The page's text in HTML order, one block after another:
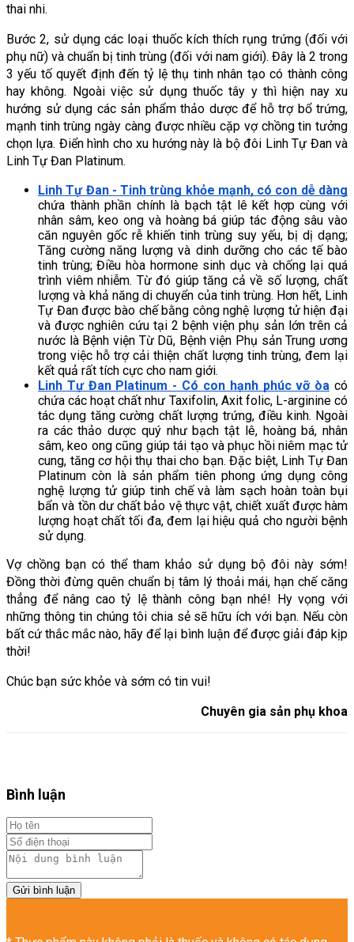
thai nhi.
Bước 2, sử dụng các loại thuốc kích thích rụng trứng (đối với
phụ nữ) và chuẩn bị tinh trùng (đối với nam giới). Đây là 2 trong
3 yếu tố quyết định đến tỷ lệ thụ tinh nhân tạo có thành công
hay không. Ngoài việc sử dụng thuốc tây y thì hiện nay xu
hướng sử dụng các sản phẩm thảo dược để hỗ trợ bổ trứng,
mạnh tinh trùng ngày càng được nhiều cặp vợ chồng tin tưởng
chọn lựa. Điển hình cho xu hướng này là bộ đôi Linh Tự Đan và
Linh Tự Đan Platinum.
Linh Tự Đan - Tinh trùng khỏe mạnh, có con dễ dàng
chứa thành phần chính là bạch tật lê kết hợp cùng với
nhân sâm, keo ong và hoàng bá giúp tác động sâu vào
căn nguyên gốc rễ khiến tinh trùng suy yếu, bị dị dạng;
Tăng cường năng lượng và dinh dưỡng cho các tế bào
tinh trùng; Điều hòa hormone sinh dục và chống lại quá
trình viêm nhiễm. Từ đó giúp tăng cả về số lượng, chất
lượng và khả năng di chuyển của tinh trùng. Hơn hết, Linh
Tự Đan được bào chế bằng công nghệ lượng tử hiện đại
và được nghiên cứu tại 2 bệnh viện phụ sản lớn trên cả
nước là Bệnh viện Từ Dũ, Bệnh viện Phụ sản Trung ương
trong việc hỗ trợ cải thiện chất lượng tinh trùng, đem lại
kết quả rất tích cực cho nam giới.
Linh Tự Đan Platinum - Có con hạnh phúc vỡ òa có
chứa các hoạt chất như Taxifolin, Axit folic, L-arginine có
tác dụng tăng cường chất lượng trứng, điều kinh. Ngoài
ra các thảo dược quý như bạch tật lê, hoàng bá, nhân
sâm, keo ong cũng giúp tái tạo và phục hồi niêm mạc tử
cung, tăng cơ hội thụ thai cho bạn. Đặc biệt, Linh Tự Đan
Platinum còn là sản phẩm tiên phong ứng dụng công
nghệ lượng tử giúp tinh chế và làm sạch hoàn toàn bụi
bẩn và tồn dư chất bảo vệ thực vật, chiết xuất được hàm
lượng hoạt chất tối đa, đem lại hiệu quả cho người bệnh
sử dụng.
Vợ chồng bạn có thể tham khảo sử dụng bộ đôi này sớm!
Đồng thời đừng quên chuẩn bị tâm lý thoải mái, hạn chế căng
thẳng để nâng cao tỷ lệ thành công bạn nhé! Hy vọng với
những thông tin chúng tôi chia sẻ sẽ hữu ích với bạn. Nếu còn
bất cứ thắc mắc nào, hãy để lại bình luận để được giải đáp kịp
thời!
Chúc bạn sức khỏe và sớm có tin vui!
Chuyên gia sản phụ khoa
Bình luận
Gửi bình luận